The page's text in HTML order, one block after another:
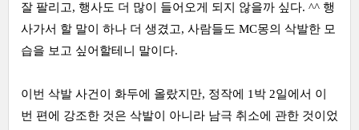
잘 팔리고, 행사도 더 많이 들어오게 되지 않을까 싶다. ^^ 행
사가서 할 말이 하나 더 생겼고, 사람들도 MC몽의 삭발한 모
습을 보고 싶어할테니 말이다.
이번 삭발 사건이 화두에 올랐지만, 정작에 1박 2일에서 이
번 편에 강조한 것은 삭발이 아니라 남극 취소에 관한 것이었